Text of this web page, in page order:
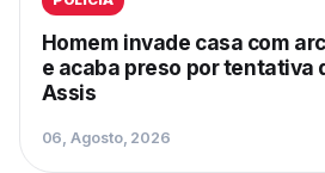
Homem invade casa com
e acaba preso por tentativa
Assis
06, Agosto, 2026